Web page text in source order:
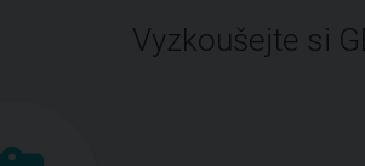
Vyzkoušejte si